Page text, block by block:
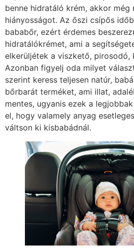
benne hidratáló krém, akkor
hiányosságot. Az őszi csípős
bababőr, ezért érdemes
hidratálókrémet, ami a
elkerüljétek a viszkető, pirosodó,
Azonban figyelj oda milyet
szerint keress teljesen natúr,
bőrbarát terméket, ami illat,
mentes, ugyanis ezek a
el, hogy valamely anyag
váltson ki kisbabádnál.